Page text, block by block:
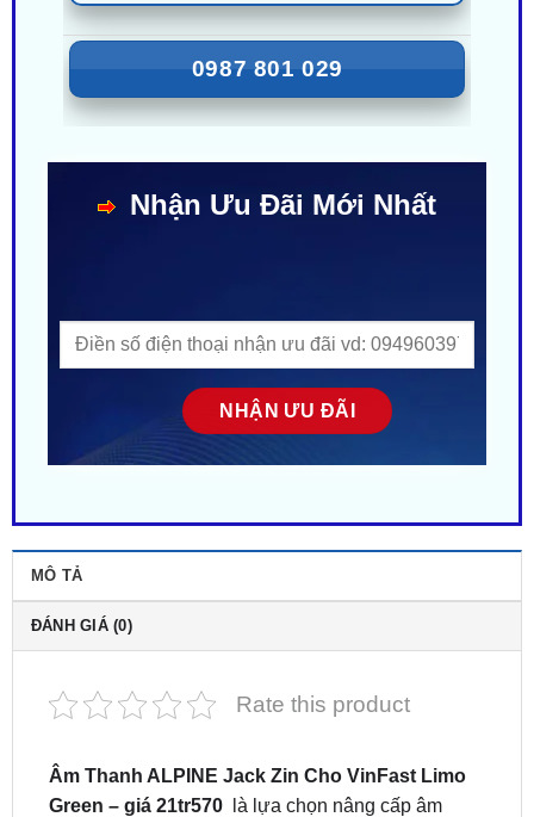
0987 801 029
ĐÁNH GIÁ (0)
Âm Thanh ALPINE Jack Zin Cho VinFast Limo
thanh cao cấp giúp tối ưu trải nghiệm giải trí trên
mẫu xe điện Limo Green.Địa chỉ độ combo âm